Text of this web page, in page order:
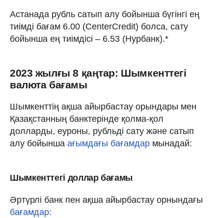
Астанада рубль сатып алу бойынша бүгінгі ең
тиімді бағам 6.00 (CenterCredit) болса, сату
бойынша ең тиімдісі – 6.53 (Нурбанк).*
2023 жылғы 8 қаңтар: Шымкенттегі
валюта бағамы
Шымкенттің ақша айырбастау орындары мен
Қазақстанның банктерінде қолма-қол
долларды, еуроны, рубльді сату және сатып
алу бойынша ағымдағы бағамдар мынадай:
Шымкенттегі доллар бағамы
Әртүрлі банк пен ақша айырбастау орнындағы
бағамдар: